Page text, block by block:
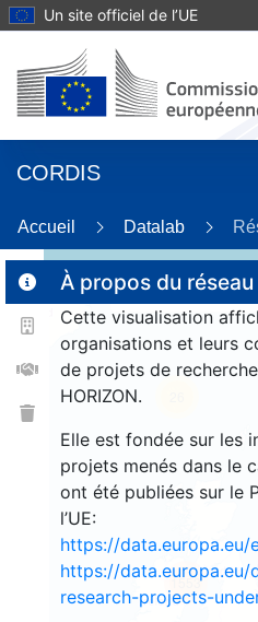
Un site officiel de l’UE
CORDIS
Accueil Datalab
À propos du
Cette visualisation
organisations et leurs
de projets de
HORIZON.
Elle est fondée sur les
projets menés dans le
ont été publiées sur le
l’UE:
https://
https://
research-projects-
1553